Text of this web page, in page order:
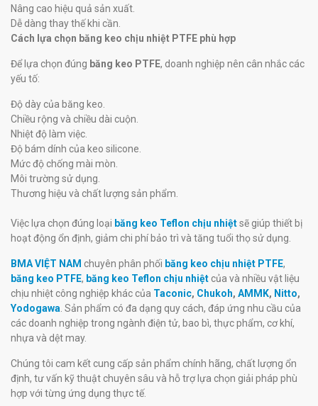
Nâng cao hiệu quả sản xuất.
Dễ dàng thay thế khi cần.
Cách lựa chọn băng keo chịu nhiệt PTFE phù hợp
Để lựa chọn đúng băng keo PTFE, doanh nghiệp nên cân nhắc các
yếu tố:
Độ dày của băng keo.
Chiều rộng và chiều dài cuộn.
Nhiệt độ làm việc.
Độ bám dính của keo silicone.
Mức độ chống mài mòn.
Môi trường sử dụng.
Thương hiệu và chất lượng sản phẩm.
Việc lựa chọn đúng loại băng keo Teflon chịu nhiệtsẽ giúp thiết bị
hoạt động ổn định, giảm chi phí bảo trì và tăng tuổi thọ sử dụng.
BMA VIỆT NAM chuyên phân phối băng keo chịu nhiệt PTFE,
băng keo PTFE, băng keo Teflon chịu nhiệt của và nhiều vật liệu
chịu nhiệt công nghiệp khác của Taconic, Chukoh, AMMK, Nitto,
Yodogawa . Sản phẩm có đa dạng quy cách, đáp ứng nhu cầu của
các doanh nghiệp trong ngành điện tử, bao bì, thực phẩm, cơ khí,
nhựa và dệt may.
Chúng tôi cam kết cung cấp sản phẩm chính hãng, chất lượng ổn
định, tư vấn kỹ thuật chuyên sâu và hỗ trợ lựa chọn giải pháp phù
hợp với từng ứng dụng thực tế.